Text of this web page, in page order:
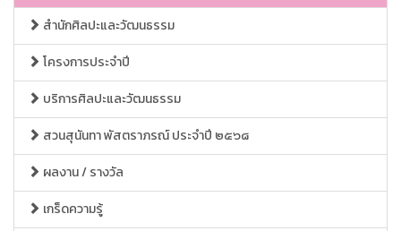
สำนักศิลปะและวัฒนธรรม
โครงการประจำปี
บริการศิลปะและวัฒนธรรม
สวนสุนันทา พัสตราภรณ์ ประจำปี ๒๕๖๘
ผลงาน / รางวัล
เกร็ดความรู้